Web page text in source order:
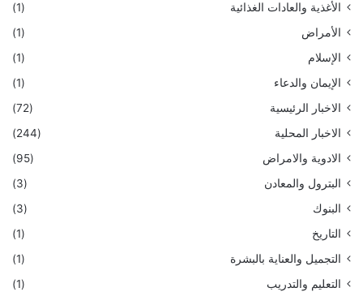
الأغذية والعادات الغذائية
(1)
الأمراض
(1)
الإسلام
(1)
الإيمان والدعاء
(1)
الاخبار الرئيسية
(72)
الاخبار المحلية
(244)
الادوية والامراض
(95)
البترول والمعادن
(3)
البنوك
(3)
التاريخ
(1)
التجميل والعناية بالبشرة
(1)
التعليم والتدريب
(1)